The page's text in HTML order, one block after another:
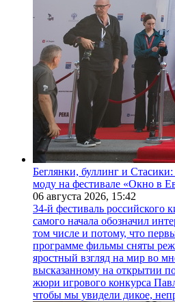
Беглянки, буллинг и
моду на фестивале «Окно в
06 августа 2026, 15:42
34-й фестиваль российского
самого начала обозначил
том числе и потому, что
программе фильмы сняты
яростный взгляд на мир во
высказанному на открытии
жюри игрового конкурса
чтобы мы увидели дикое,